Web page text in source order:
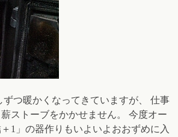
ずつ暖かくなってきていますが、 仕事
ストーブをかかせません。 今度オー
1」の器作りもいよいよおおずめに入